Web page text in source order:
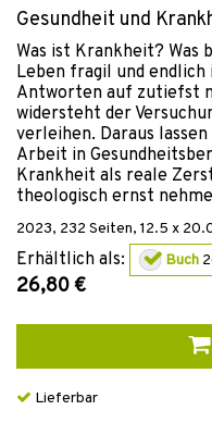
Gesundheit und
Was ist Krankheit? Was
Leben fragil und endlich
Antworten auf zutiefst
widersteht der
verleihen. Daraus
Arbeit in
Krankheit als reale
theologisch ernst
2023, 232 Seiten, 12.5 x
Erhältlich als: Buch
26,80 €
Lieferbar